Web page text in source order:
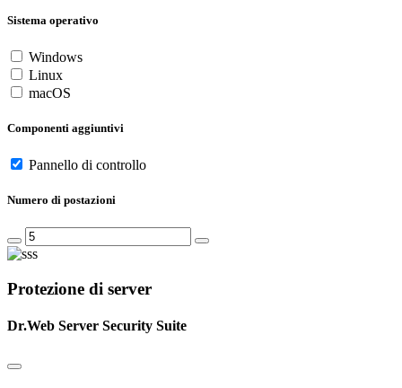
Sistema operativo
Windows
Linux
macOS
Componenti aggiuntivi
Pannello di controllo
Numero di postazioni
Protezione di server
Dr.Web Server Security Suite